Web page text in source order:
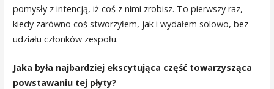
pomysły z intencją, iż coś z nimi zrobisz. To pierwszy raz,
kiedy zarówno coś stworzyłem, jak i wydałem solowo, bez
udziału członków zespołu.
Jaka była najbardziej ekscytująca część towarzysząca
powstawaniu tej płyty?